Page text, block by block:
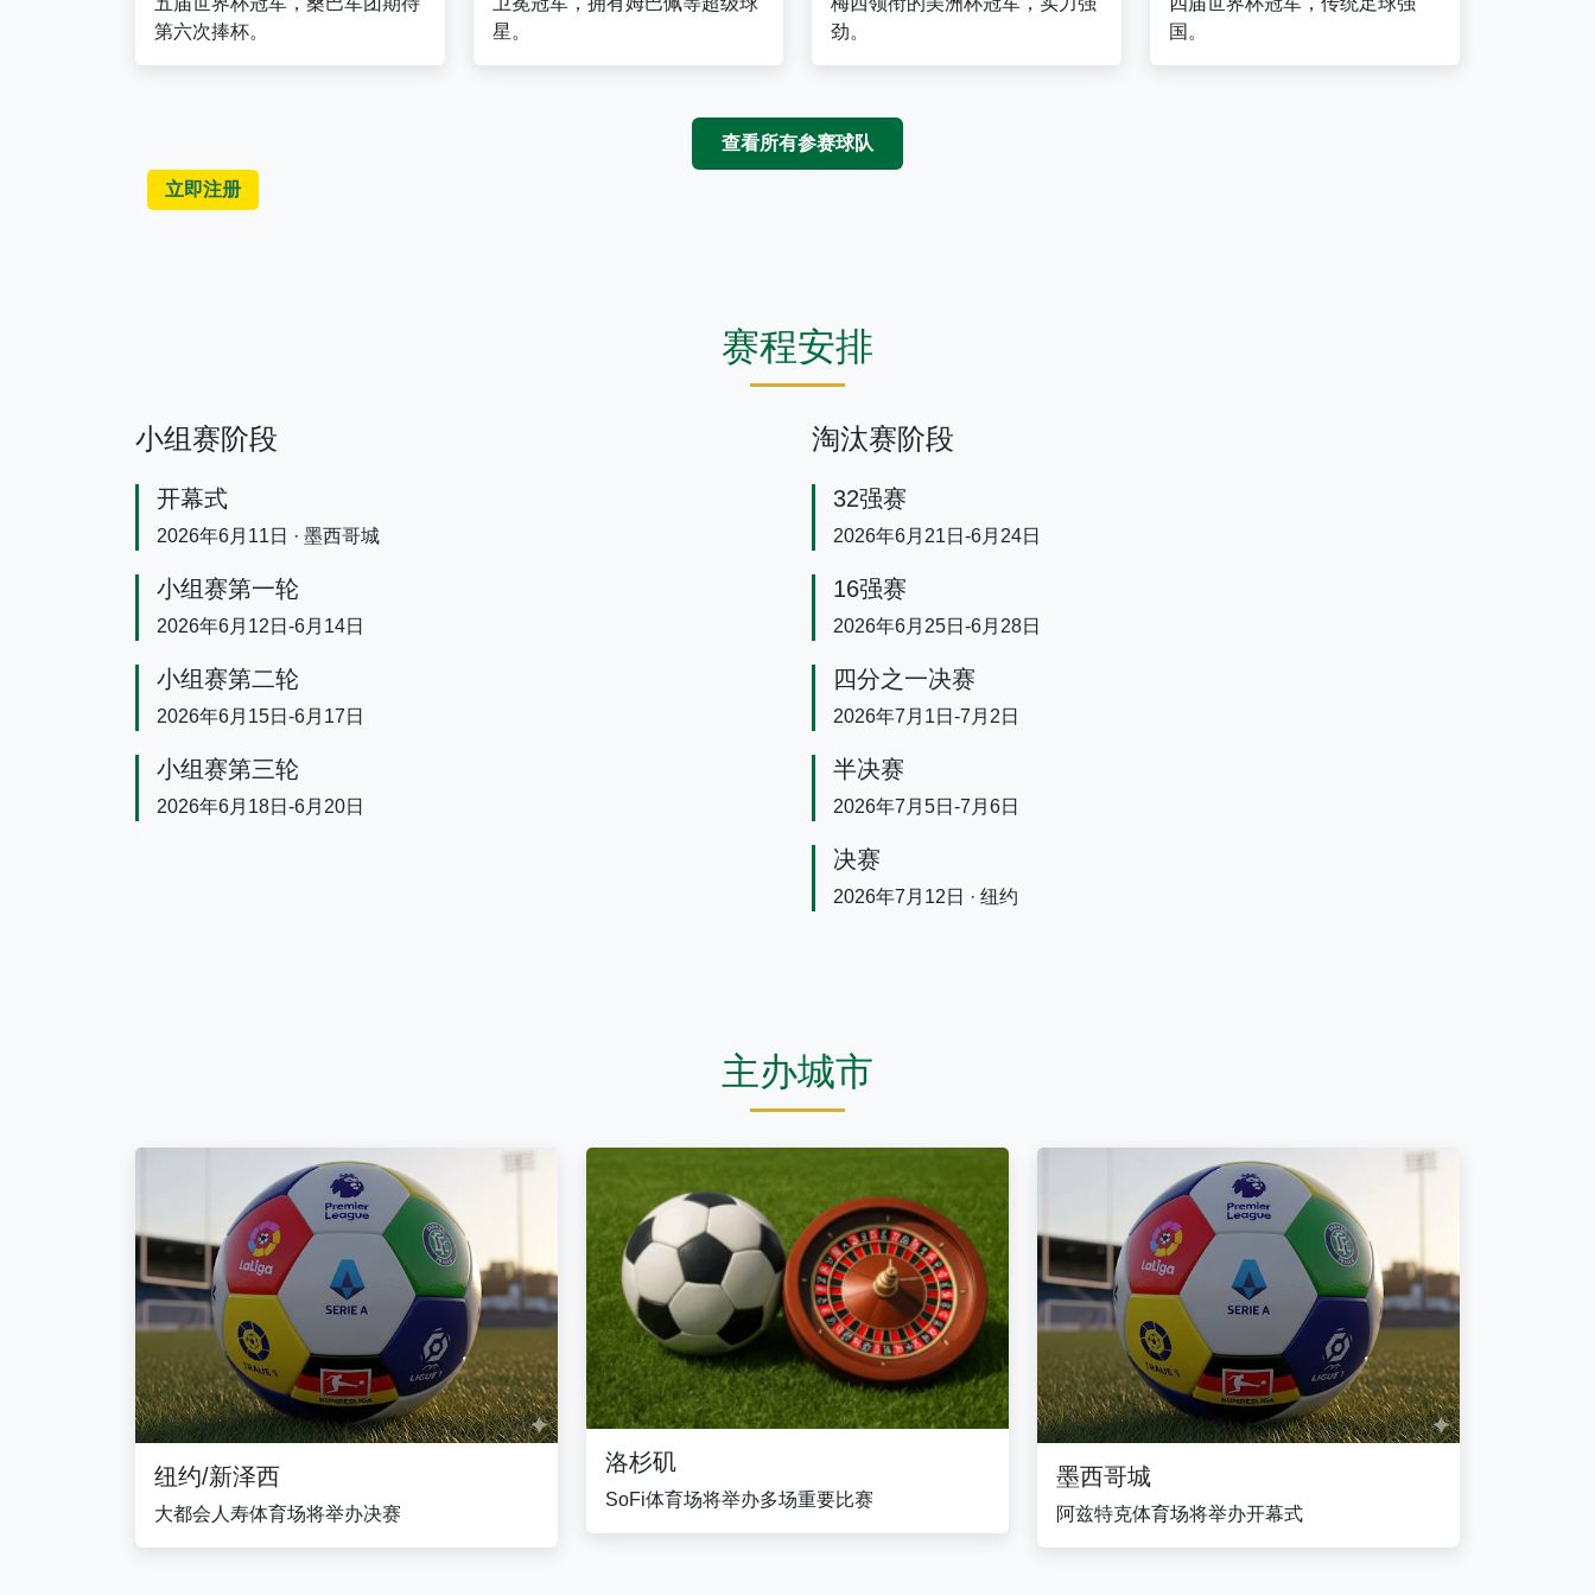
第六次捧杯。
星。
劲。
国。
查看所有参赛球队
立即注册
赛程安排
小组赛阶段
开幕式
2026年6月11日 · 墨西哥城
小组赛第一轮
2026年6月12日-6月14日
小组赛第二轮
2026年6月15日-6月17日
小组赛第三轮
2026年6月18日-6月20日
淘汰赛阶段
32强赛
2026年6月21日-6月24日
16强赛
2026年6月25日-6月28日
四分之一决赛
2026年7月1日-7月2日
半决赛
2026年7月5日-7月6日
决赛
2026年7月12日 · 纽约
主办城市
纽约/新泽西
大都会人寿体育场将举办决赛
洛杉矶
SoFi体育场将举办多场重要比赛
墨西哥城
阿兹特克体育场将举办开幕式